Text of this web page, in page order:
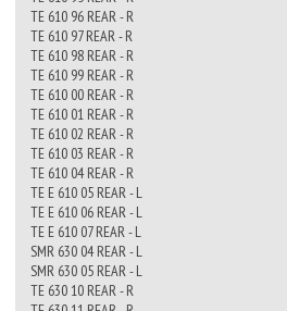
TE 610 96 REAR - R
TE 610 97 REAR - R
TE 610 98 REAR - R
TE 610 99 REAR - R
TE 610 00 REAR - R
TE 610 01 REAR - R
TE 610 02 REAR - R
TE 610 03 REAR - R
TE 610 04 REAR - R
TE E 610 05 REAR - L
TE E 610 06 REAR - L
TE E 610 07 REAR - L
SMR 630 04 REAR - L
SMR 630 05 REAR - L
TE 630 10 REAR - R